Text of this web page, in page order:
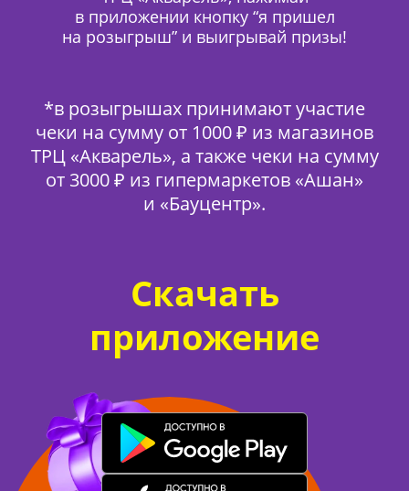
в приложении кнопку “я пришел
на розыгрыш” и выигрывай призы!
*в розыгрышах принимают участие
чеки на сумму от 1000 ₽ из магазинов
ТРЦ «Акварель», а также чеки на сумму
от 3000 ₽ из гипермаркетов «Ашан»
и «Бауцентр».
Скачать
приложение